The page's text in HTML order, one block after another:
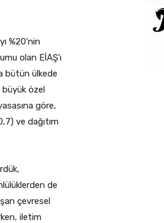
%20’nin
olan EİAŞ’ı
bütün ülkede
büyük özel
göre,
ve dağıtım
de
çevresel
iletim